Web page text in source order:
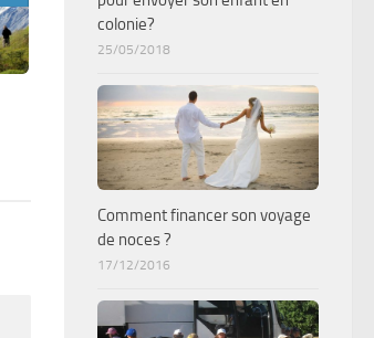
colonie?
25/05/2018
Comment financer son voyage
de noces ?
17/12/2016